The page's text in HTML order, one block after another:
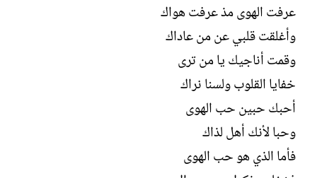
ا
ت
ب
عرفت الهوى مذ عرفت هواك
وأغلقت قلبي عن من عاداك
وقمت أناجيك يا من ترى
خفايا القلوب ولسنا نراك
أحبك حبين حب الهوى
وحبا لأنك أهل لذاك
فأما الذي هو حب الهوى